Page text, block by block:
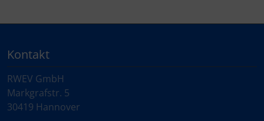
Kontakt
RWEV GmbH
Markgrafstr. 5
30419 Hannover